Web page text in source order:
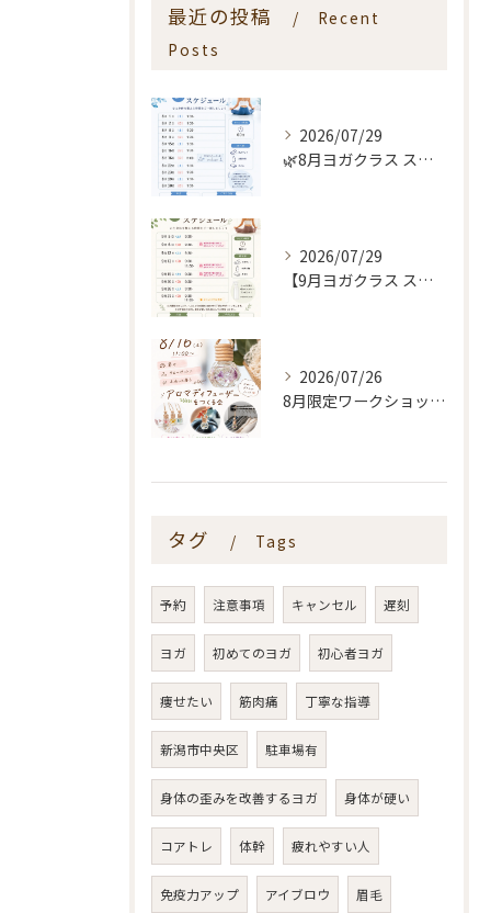
最近の投稿
Recent
Posts
2026/07/29
🌿8月ヨガクラス スケジュールのお知らせ🌿
2026/07/29
【9月ヨガクラス スケジュールのお知らせ🌿】
2026/07/26
8月限定ワークショップ🌿🫧
タグ Tags
予約 注意事項 キャンセル 遅刻
ヨガ 初めてのヨガ 初心者ヨガ
痩せたい 筋肉痛 丁寧な指導
新潟市中央区 駐車場有
身体の歪みを改善するヨガ 身体が硬い
コアトレ 体幹 疲れやすい人
免疫力アップ アイブロウ 眉毛